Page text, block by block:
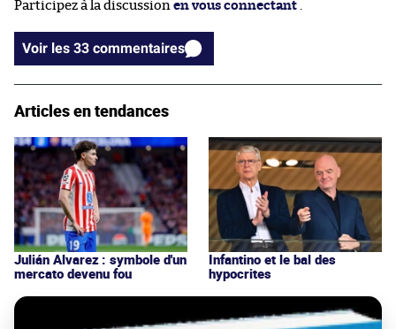
Participez à la discussion en vous connectant
Voir les 33 commentaires
Articles en tendances
Julián Alvarez : symbole d'un
mercato devenu fou
Infantino et le bal des
hypocrites